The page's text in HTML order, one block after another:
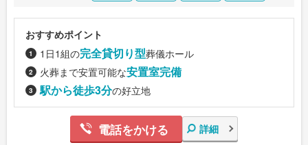
おすすめポイント
1日1組の完全貸切り型葬儀ホール
火葬まで安置可能な安置室完備
駅から徒歩3分の好立地
電話をかける 詳細